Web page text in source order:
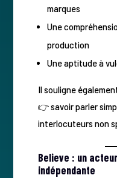
marques
Une
production
Une aptitude à
Il souligne
👉 savoir parler
interlocuteurs non
Believe : un
indépendante